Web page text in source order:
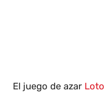
El juego de azar Loto